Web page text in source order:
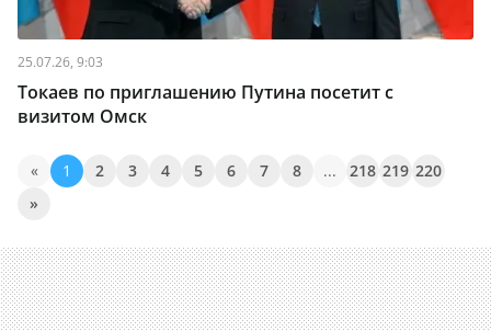
25.07.26, 9:03
Токаев по приглашению Путина посетит с
визитом Омск
« 1 2 3 4 5 6 7 8 ... 218 219 220
»